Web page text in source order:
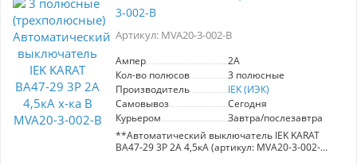
3-002-B
Артикул: MVA20-3-002-B
Ампер
2A
Кол-во полюсов
3 полюсные
Производитель
IEK (ИЭК)
Самовывоз
Сегодня
Курьером
Завтра/послезавтра
**Автоматический выключатель IEK KARAT
ВА47-29 3Р 2А 4,5кА (артикул: MVA20-3-002-